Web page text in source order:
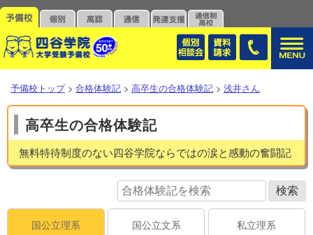
予備校トップ > 合格体験記 > 高卒生の合格体験記 > 浅井さん
高卒生の合格体験記
無料特待制度のない四谷学院ならではの涙と感動の奮闘記
国公立理系 国公立文系 私立理系